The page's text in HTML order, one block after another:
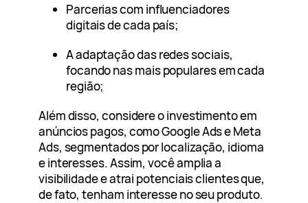
Parcerias com influenciadores
digitais de cada país;
A adaptação das redes sociais,
focando nas mais populares em cada
região;
Além disso, considere o investimento em
anúncios pagos, como Google Ads e Meta
Ads, segmentados por localização, idioma
e interesses. Assim, você amplia a
visibilidade e atrai potenciais clientes que,
de fato, tenham interesse no seu produto.